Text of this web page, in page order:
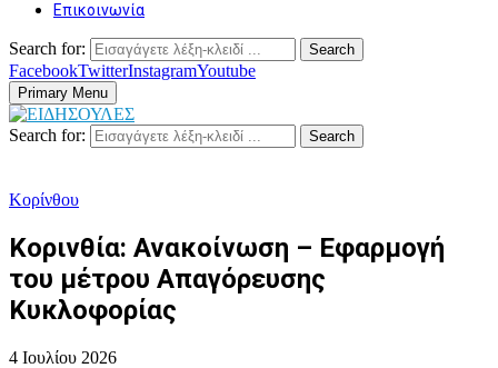
Επικοινωνία
Search for: Search
FacebookTwitterInstagramYoutube
Primary Menu
Search for: Search
Κορίνθου
Κορινθία: Ανακοίνωση – Εφαρμογή
του μέτρου Απαγόρευσης
Κυκλοφορίας
4 Ιουλίου 2026